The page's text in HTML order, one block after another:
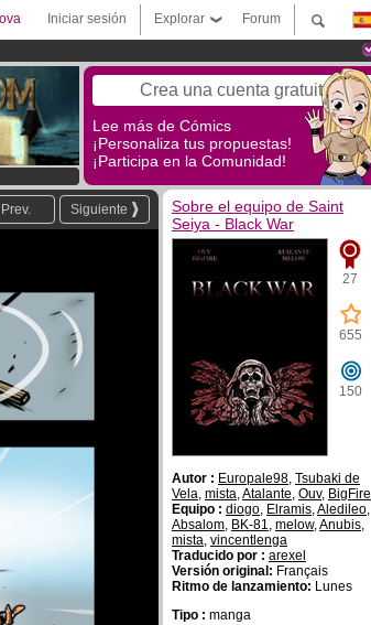
Forum
Explorar
Iniciar sesión
Crea una cuenta gratuita
Lee más de Cómics
¡Personaliza tus propuestas!
¡Participa en la Comunidad!
Siguiente
Prev.
Sobre el equipo de Saint
Seiya - Black War
27
655
150
Autor : Europale98, Tsubaki de
Vela, mista,Atalante, Ouv, BigFire
Equipo : diogo, Elramis,Aledileo,
Absalom, BK-81, melow,Anubis,
mista, vincentlenga
Traducido por : arexel
Versión original: Français
Ritmo de lanzamiento: Lunes
Tipo : manga